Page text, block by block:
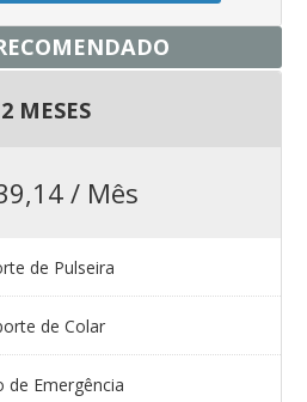
MESES
/ Mês
de Pulseira
de Colar
de Emergência